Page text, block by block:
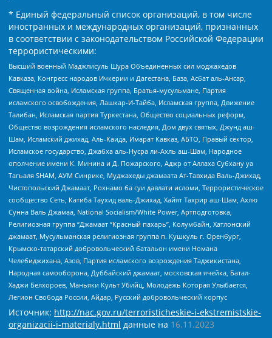
* Единый федеральный список организаций, в том числе
иностранных и международных организаций, признанных
в соответствии с законодательством Российской Федерации
террористическими:
Высший военный Маджлисуль Шура Объединенных сил моджахедов
Кавказа, Конгресс народов Ичкерии и Дагестана, База, Асбат аль-Ансар,
Священная война, Исламская группа, Братья-мусульмане, Партия
исламского освобождения, Лашкар-И-Тайба, Исламская группа, Движение
Талибан, Исламская партия Туркестана, Общество социальных реформ,
Общество возрождения исламского наследия, Дом двух святых, Джунд аш-
Шам, Исламский джихад, Аль-Каида, Имарат Кавказ, АБТО, Правый сектор,
Исламское государство, Джабха аль-Нусра ли-Ахль аш-Шам, Народное
ополчение имени К. Минина и Д. Пожарского, Аджр от Аллаха Субхану уа
Тагьаля SHAM, АУМ Синрике, Муджахеды джамаата Ат-Тавхида Валь-Джихад,
Чистопольский Джамаат, Рохнамо ба суи давлати исломи, Террористическое
сообщество Сеть, Катиба Таухид валь-Джихад, Хайят Тахрир аш-Шам, Ахлю
Сунна Валь Джамаа, National Socialism/White Power, Артподготовка,
Религиозная группа “Джамаат “Красный пахарь”, Колумбайн, Хатлонский
джамаат, Мусульманская религиозная группа п. Кушкуль г. Оренбург,
Крымско-татарский добровольческий батальон имени Номана
Челебиджихана, Азов, Партия исламского возрождения Таджикистана,
Народная самооборона, Дуббайский джамаат, московская ячейка, Батал-
Хаджи Белхороев, Маньяки Культ Убийц, Молодёжь Которая Улыбается,
Легион Свобода России, Айдар, Русский добровольческий корпус
Источник: http://nac.gov.ru/terroristicheskie-i-ekstremistskie-
organizacii-i-materialy.html данные на 16.11.2023